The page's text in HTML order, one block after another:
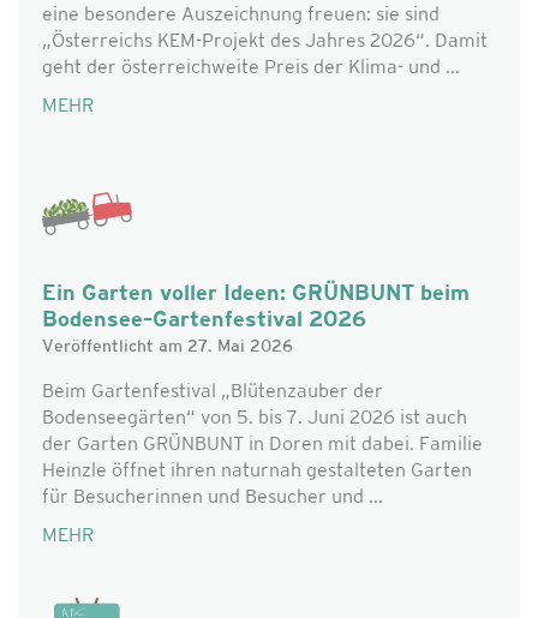
eine besondere Auszeichnung freuen: sie sind
„Österreichs KEM-Projekt des Jahres 2026“. Damit
geht der österreichweite Preis der Klima- und ...
MEHR
Ein Garten voller Ideen: GRÜNBUNT beim
Bodensee–Gartenfestival 2026
Veröffentlicht am 27. Mai 2026
Beim Gartenfestival „Blütenzauber der
Bodenseegärten“ von 5. bis 7. Juni 2026 ist auch
der Garten GRÜNBUNT in Doren mit dabei. Familie
Heinzle öffnet ihren naturnah gestalteten Garten
für Besucherinnen und Besucher und ...
MEHR